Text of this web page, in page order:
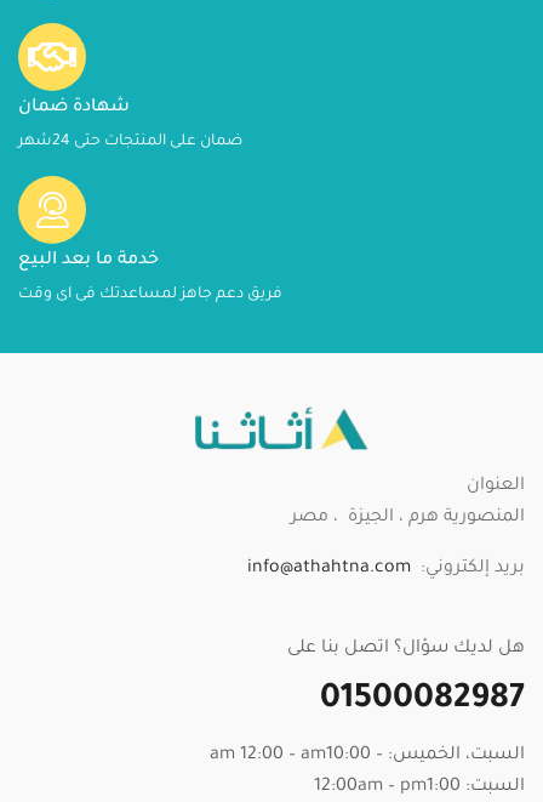
شهادة ضمان
ضمان على المنتجات حتى 24شهر
خدمة ما بعد البيع
فريق دعم جاهز لمساعدتك فى اى وقت
العنوان
المنصورية هرم ، الجيزة ، مصر
بريد إلكتروني: info@athahtna.com
هل لديك سؤال؟ اتصل بنا على
01500082987
السبت، الخميس: – am 12:00 – am10:00
السبت: 12:00am – pm1:00